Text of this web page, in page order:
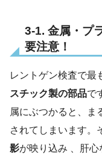
3-1. 金属・プ
要注意！
レントゲン検査で最
スチック製の部品で
属にぶつかると、ま
されてしまいます。
影が映り込み 、肝